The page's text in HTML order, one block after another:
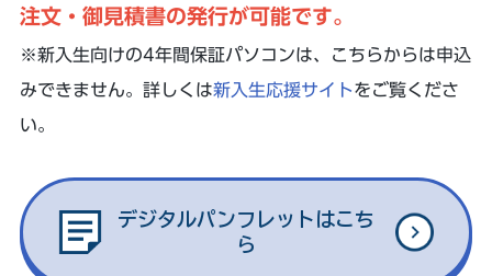
注文・御見積書の発行が可能です。
※新入生向けの4年間保証パソコンは、こちらからは申込
みできません。詳しくは新入生応援サイトをご覧くださ
い。
デジタルパンフレットはこち
ら